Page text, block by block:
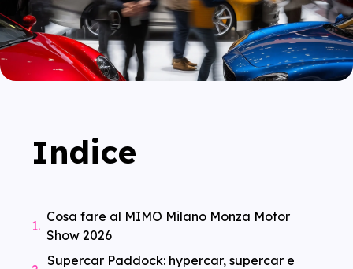
Indice
Cosa fare al MIMO Milano Monza Motor
Show 2026
Supercar Paddock: hypercar, supercar e